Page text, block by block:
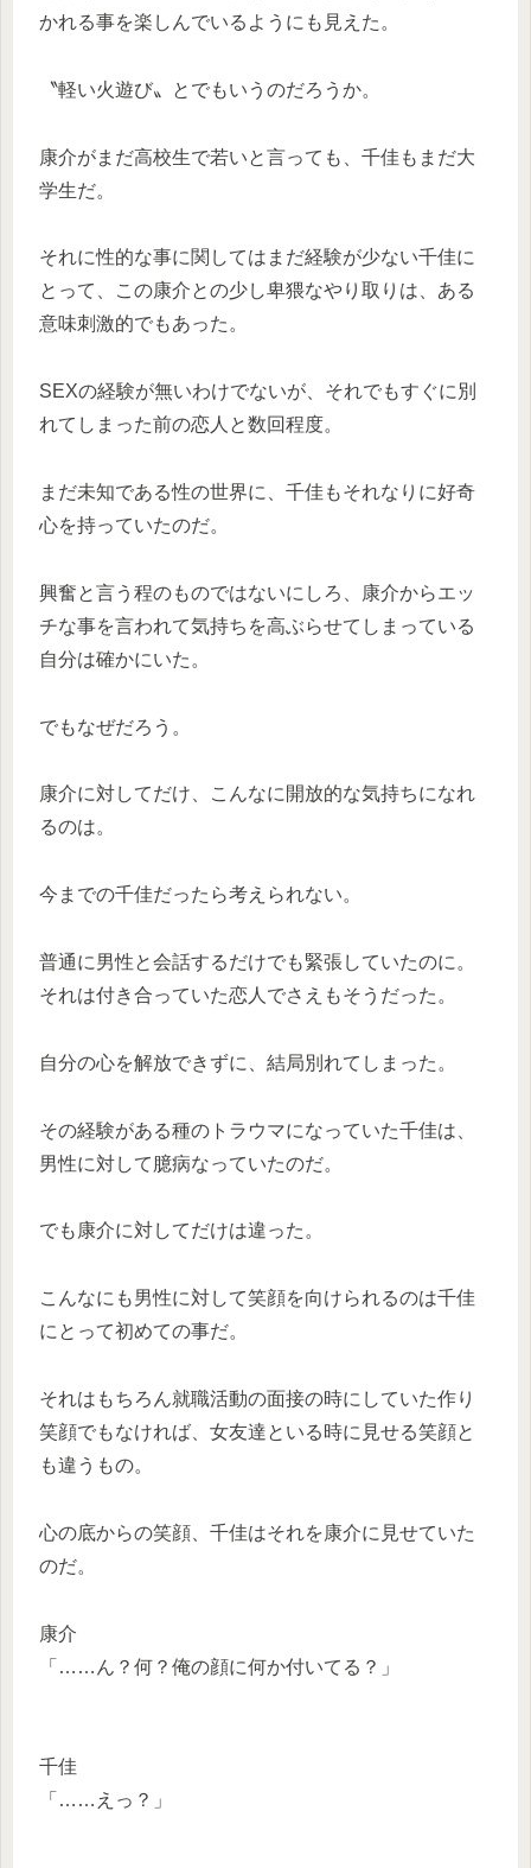
かれる事を楽しんでいるようにも見えた。
〝軽い火遊び〟とでもいうのだろうか。
康介がまだ高校生で若いと言っても、千佳もまだ大
学生だ。
それに性的な事に関してはまだ経験が少ない千佳に
とって、この康介との少し卑猥なやり取りは、ある
意味刺激的でもあった。
SEXの経験が無いわけでないが、それでもすぐに別
れてしまった前の恋人と数回程度。
まだ未知である性の世界に、千佳もそれなりに好奇
心を持っていたのだ。
興奮と言う程のものではないにしろ、康介からエッ
チな事を言われて気持ちを高ぶらせてしまっている
自分は確かにいた。
でもなぜだろう。
康介に対してだけ、こんなに開放的な気持ちになれ
るのは。
今までの千佳だったら考えられない。
普通に男性と会話するだけでも緊張していたのに。
それは付き合っていた恋人でさえもそうだった。
自分の心を解放できずに、結局別れてしまった。
その経験がある種のトラウマになっていた千佳は、
男性に対して臆病なっていたのだ。
でも康介に対してだけは違った。
こんなにも男性に対して笑顔を向けられるのは千佳
にとって初めての事だ。
それはもちろん就職活動の面接の時にしていた作り
笑顔でもなければ、女友達といる時に見せる笑顔と
も違うもの。
心の底からの笑顔、千佳はそれを康介に見せていた
のだ。
康介
「……ん？何？俺の顔に何か付いてる？」
千佳
「……えっ？」